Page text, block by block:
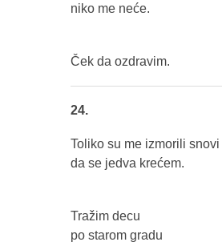
niko me neće.
Ček da ozdravim.
24.
Toliko su me izmorili snovi
da se jedva krećem.
Tražim decu
po starom gradu